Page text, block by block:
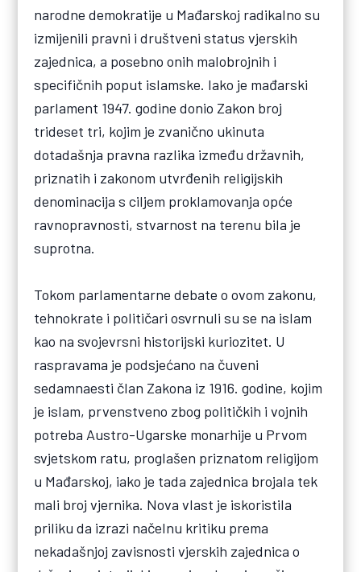
narodne demokratije u Mađarskoj radikalno su
izmijenili pravni i društveni status vjerskih
zajednica, a posebno onih malobrojnih i
specifičnih poput islamske. Iako je mađarski
parlament 1947. godine donio Zakon broj
trideset tri, kojim je zvanično ukinuta
dotadašnja pravna razlika između državnih,
priznatih i zakonom utvrđenih religijskih
denominacija s ciljem proklamovanja opće
ravnopravnosti, stvarnost na terenu bila je
suprotna.
Tokom parlamentarne debate o ovom zakonu,
tehnokrate i političari osvrnuli su se na islam
kao na svojevrsni historijski kuriozitet. U
raspravama je podsjećano na čuveni
sedamnaesti član Zakona iz 1916. godine, kojim
je islam, prvenstveno zbog političkih i vojnih
potreba Austro-Ugarske monarhije u Prvom
svjetskom ratu, proglašen priznatom religijom
u Mađarskoj, iako je tada zajednica brojala tek
mali broj vjernika. Nova vlast je iskoristila
priliku da izrazi načelnu kritiku prema
nekadašnjoj zavisnosti vjerskih zajednica o